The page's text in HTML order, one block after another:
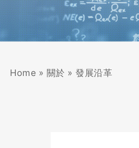
Home » 關於 » 發展沿革